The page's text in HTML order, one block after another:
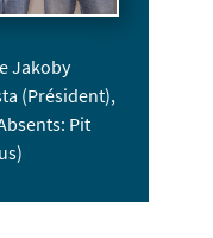
Jakoby
(Président),
Pit